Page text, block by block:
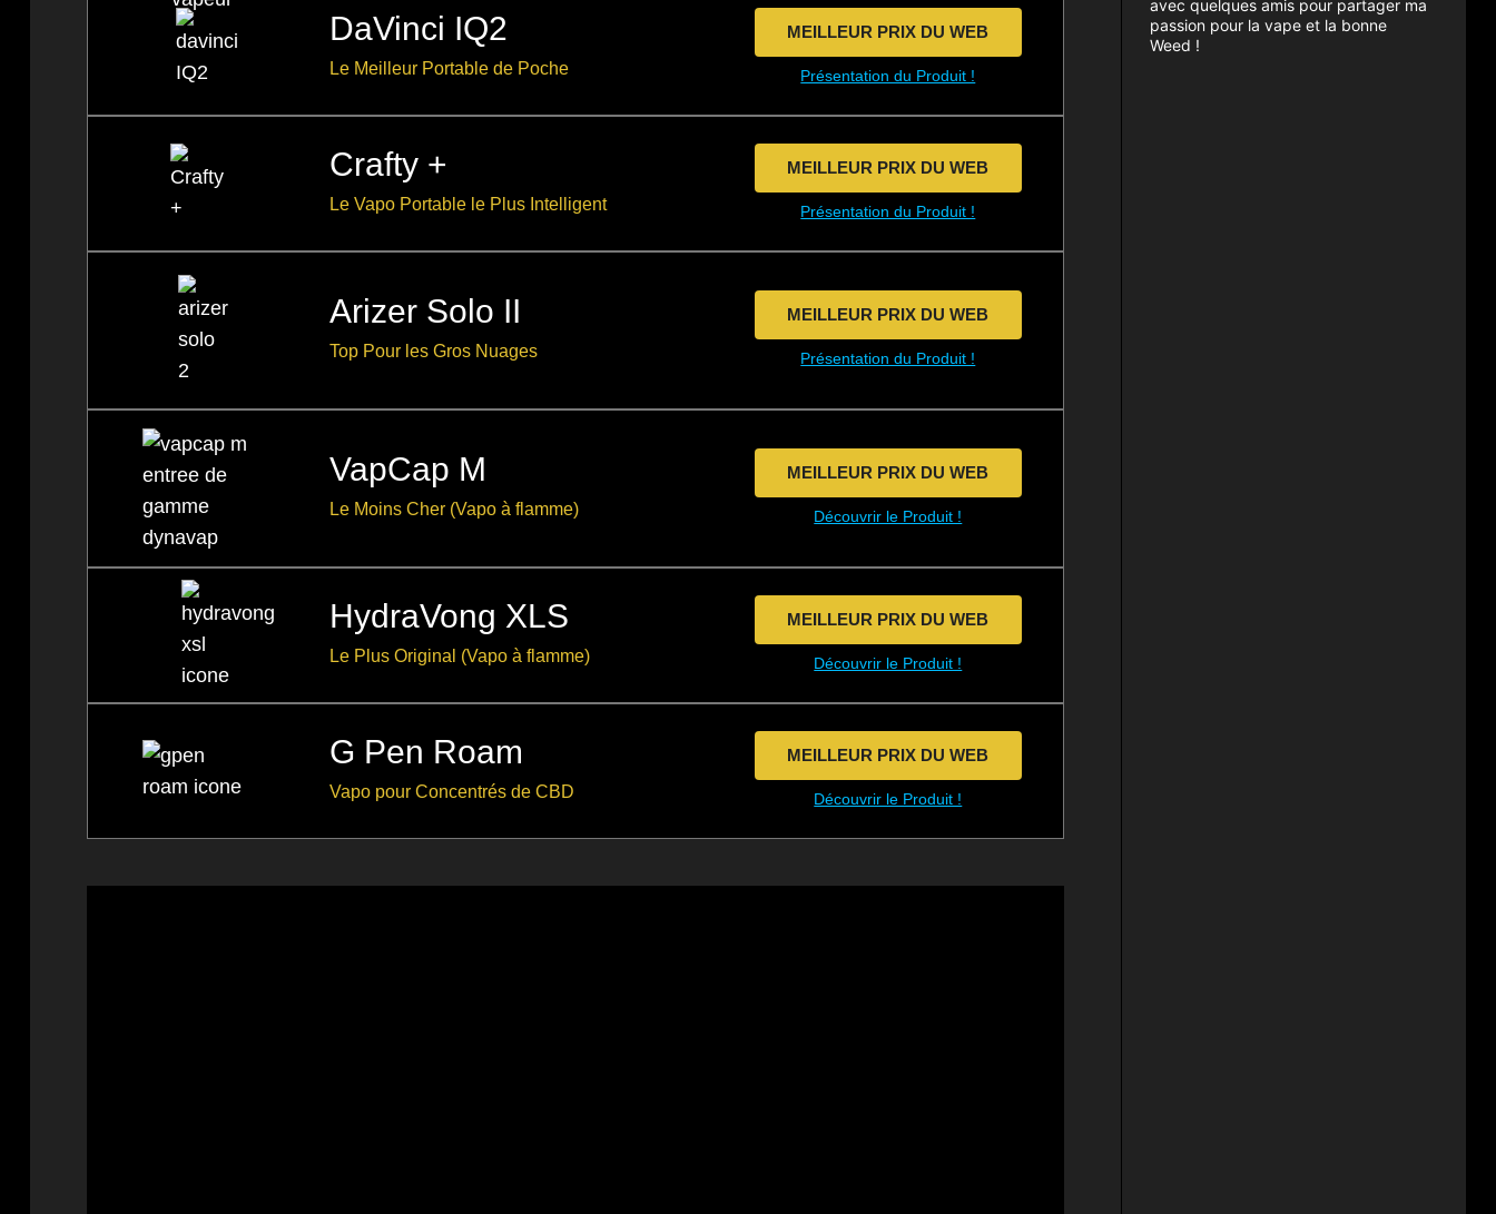
DaVinci IQ2
Le Meilleur Portable de Poche
MEILLEUR PRIX DU WEB
Présentation du Produit !
Crafty +
Le Vapo Portable le Plus Intelligent
Intelligent
MEILLEUR PRIX DU WEB
Présentation du Produit !
Arizer Solo II
Top Pour les Gros Nuages
MEILLEUR PRIX DU WEB
Présentation du Produit !
VapCap M
Le Moins Cher (Vapo à flamme)
Moins
MEILLEUR PRIX DU WEB
Découvrir le Produit !
HydraVong XLS
Le Plus Original (Vapo à flamme)
(Vapo à
MEILLEUR PRIX DU WEB
Découvrir le Produit !
G Pen Roam
Vapo pour Concentrés de CBD
Vapo pour
MEILLEUR PRIX DU WEB
Découvrir le Produit !
avec quelques amis pour partager ma
passion pour la vape et la bonne
Weed !